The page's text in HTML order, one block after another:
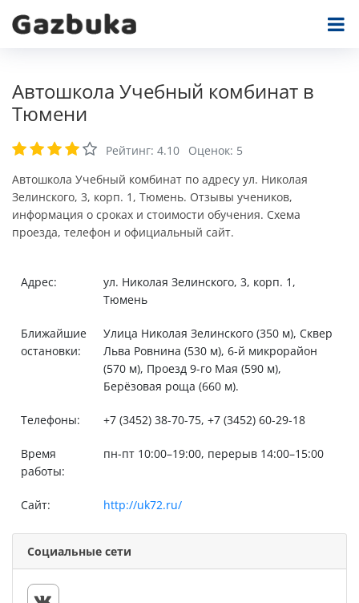
Автошкола Учебный комбинат в
Тюмени
Рейтинг: 4.10 Оценок: 5
Автошкола Учебный комбинат по адресу ул. Николая
Зелинского, 3, корп. 1, Тюмень. Отзывы учеников,
информация о сроках и стоимости обучения. Схема
проезда, телефон и официальный сайт.
Адрес:
ул. Николая Зелинского, 3, корп. 1,
Тюмень
Ближайшие
остановки:
Улица Николая Зелинского (350 м), Сквер
Льва Ровнина (530 м), 6-й микрорайон
(570 м), Проезд 9-го Мая (590 м),
Берёзовая роща (660 м).
Телефоны: +7 (3452) 38-70-75, +7 (3452) 60-29-18
Время
работы:
пн-пт 10:00–19:00, перерыв 14:00–15:00
Сайт: http://uk72.ru/
Социальные сети